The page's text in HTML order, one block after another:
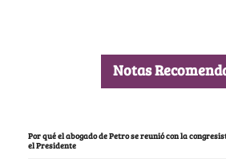
Notas
Por qué el abogado de Petro se reunió con la
el Presidente